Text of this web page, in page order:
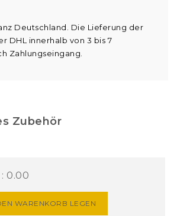
Deutschland. Die Lieferung der
DHL innerhalb von 3 bis 7
Zahlungseingang.
Zubehör
: 0.00
WARENKORB LEGEN